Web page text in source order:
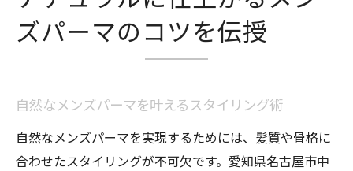
ズパーマのコツを伝授
自然なメンズパーマを叶えるスタイリング術
自然なメンズパーマを実現するためには、髪質や骨格に
合わせたスタイリングが不可欠です。愛知県名古屋市中